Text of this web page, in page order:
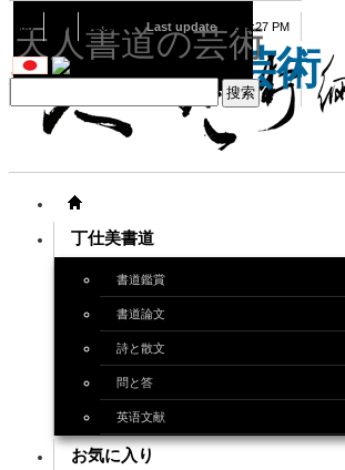
天人書道の芸術
丁仕美書道
書道鑑賞
書道論文
詩と散文
問と答
英语文献
お気に入り
08 09 2026 Last update 08:15:27 PM
天人書道の芸術